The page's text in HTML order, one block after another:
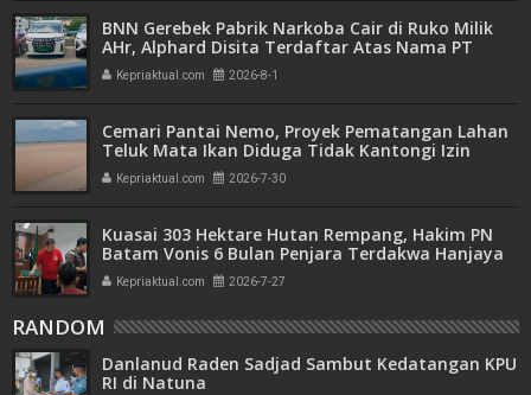
BNN Gerebek Pabrik Narkoba Cair di Ruko Milik
AHr, Alphard Disita Terdaftar Atas Nama PT
Mitra Usaha Properti
Kepriaktual.com 2026-8-1
Cemari Pantai Nemo, Proyek Pematangan Lahan
Teluk Mata Ikan Diduga Tidak Kantongi Izin
Amdal
Kepriaktual.com 2026-7-30
Kuasai 303 Hektare Hutan Rempang, Hakim PN
Batam Vonis 6 Bulan Penjara Terdakwa Hanjaya
Kepriaktual.com 2026-7-27
RANDOM
Danlanud Raden Sadjad Sambut Kedatangan KPU
RI di Natuna